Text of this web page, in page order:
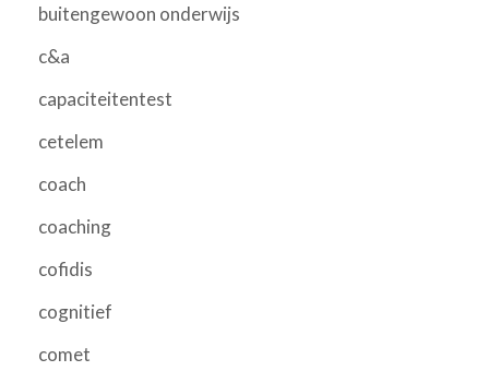
buitengewoon onderwijs
c&a
capaciteitentest
cetelem
coach
coaching
cofidis
cognitief
comet